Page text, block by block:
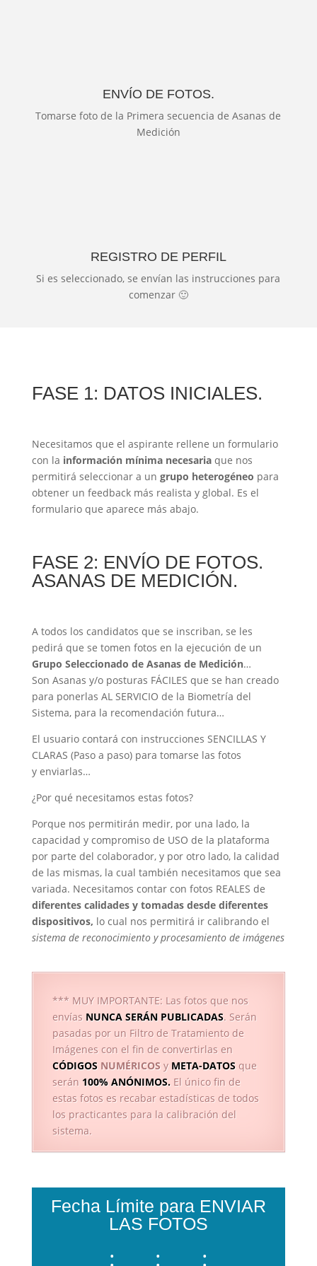
ENVÍO DE FOTOS.
Tomarse foto de la Primera secuencia de Asanas de
Medición
REGISTRO DE PERFIL
Si es seleccionado, se envían las instrucciones para
comenzar 🙂
FASE 1: DATOS INICIALES.
Necesitamos que el aspirante rellene un formulario
con la información mínima necesariaque nos
permitirá seleccionar a un grupo heterogéneo para
obtener un feedback más realista y global. Es el
formulario que aparece más abajo.
FASE 2: ENVÍO DE FOTOS.
ASANAS DE MEDICIÓN.
A todos los candidatos que se inscriban, se les
pedirá que se tomen fotos en la ejecución de un
Grupo Seleccionado de Asanas de Medición…
Son Asanas y/o posturas FÁCILES que se han creado
para ponerlas AL SERVICIO de la Biometría del
Sistema, para la recomendación futura…
El usuario contará con instrucciones SENCILLAS Y
CLARAS (Paso a paso) para tomarse las fotos
y enviarlas…
¿Por qué necesitamos estas fotos?
Porque nos permitirán medir, por una lado, la
capacidad y compromiso de USO de la plataforma
por parte del colaborador, y por otro lado, la calidad
de las mismas, la cual también necesitamos que sea
variada. Necesitamos contar con fotos REALES de
diferentes calidades y tomadas desde diferentes
dispositivos, lo cual nos permitirá ir calibrando el
sistema de reconocimiento y procesamiento de imágenes
*** MUY IMPORTANTE: Las fotos que nos
envías NUNCA SERÁN PUBLICADAS. Serán
pasadas por un Filtro de Tratamiento de
Imágenes con el fin de convertirlas en
CÓDIGOS NUMÉRICOSy META-DATOS que
serán 100% ANÓNIMOS.El único fin de
estas fotos es recabar estadísticas de todos
los practicantes para la calibración del
sistema.
Fecha Límite para ENVIAR
LAS FOTOS
: : :